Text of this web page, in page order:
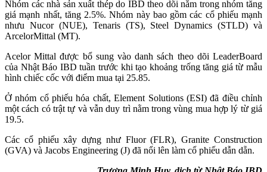
Nhóm các nhà sản xuất thép do IBD theo dõi nằm trong nhóm tăng
giá mạnh nhất, tăng 2.5%. Nhóm này bao gồm các cổ phiếu mạnh
nhưu Nucor (NUE), Tenaris (TS), Steel Dynamics (STLD) và
ArcelorMittal (MT).
Acelor Mittal được bổ sung vào danh sách theo dõi LeaderBoard
của Nhật Báo IBD tuần trước khi tạo khoảng trống tăng giá từ mẫu
hình chiếc cốc với điểm mua tại 25.85.
Ở nhóm cổ phiếu hóa chất, Element Solutions (ESI) đã điều chỉnh
một cách có trật tự và vẫn duy trì nằm trong vùng mua hợp lý từ giá
19.5.
Các cổ phiếu xây dựng như Fluor (FLR), Granite Construction
(GVA) và Jacobs Engineering (J) đã nổi lên làm cổ phiếu dẫn dẵn.